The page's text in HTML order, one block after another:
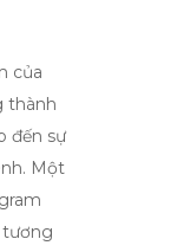
của
thành
đến sự
Một